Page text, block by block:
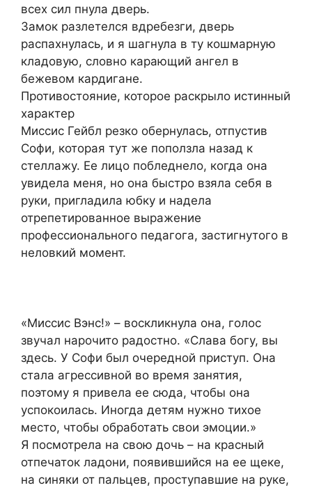
всех сил пнула дверь.
Замок разлетелся вдребезги, дверь
распахнулась, и я шагнула в ту кошмарную
кладовую, словно карающий ангел в
бежевом кардигане.
Противостояние, которое раскрыло истинный
характер
Миссис Гейбл резко обернулась, отпустив
Софи, которая тут же поползла назад к
стеллажу. Ее лицо побледнело, когда она
увидела меня, но она быстро взяла себя в
руки, пригладила юбку и надела
отрепетированное выражение
профессионального педагога, застигнутого в
неловкий момент.
«Миссис Вэнс!» – воскликнула она, голос
звучал нарочито радостно. «Слава богу, вы
здесь. У Софи был очередной приступ. Она
стала агрессивной во время занятия,
поэтому я привела ее сюда, чтобы она
успокоилась. Иногда детям нужно тихое
место, чтобы обработать свои эмоции.»
Я посмотрела на свою дочь – на красный
отпечаток ладони, появившийся на ее щеке,
на синяки от пальцев, проступавшие на руке,